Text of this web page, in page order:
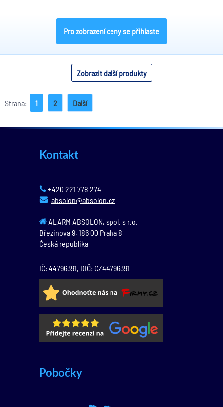
Pro zobrazení ceny se přihlaste
Zobrazit další produkty
Strana: 1 2 Další
Kontakt
+420 221 778 274
absolon@absolon.cz
ALARM ABSOLON, spol. s r.o.
Březinova 9, 186 00 Praha 8
Česká republika
IČ: 44796391, DIČ: CZ44796391
Pobočky